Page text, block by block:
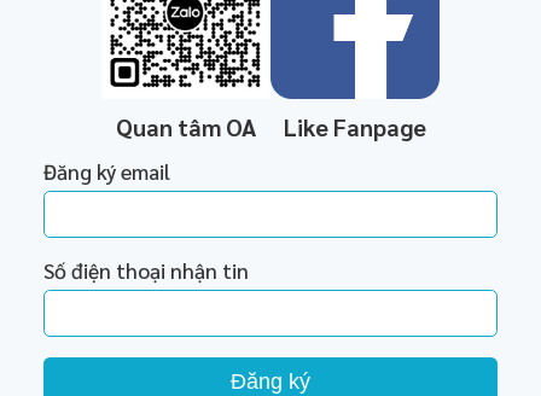
Quan tâm OA Like Fanpage
Đăng ký email
Số điện thoại nhận tin
Đăng ký